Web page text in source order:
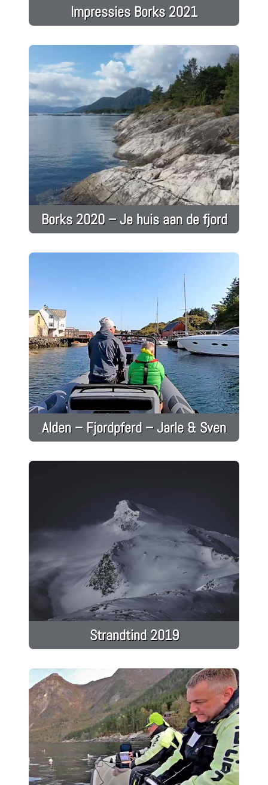
Impressies Borks 2021
Borks 2020 – Je huis aan de fjord
Alden – Fjordpferd – Jarle & Sven
Strandtind 2019